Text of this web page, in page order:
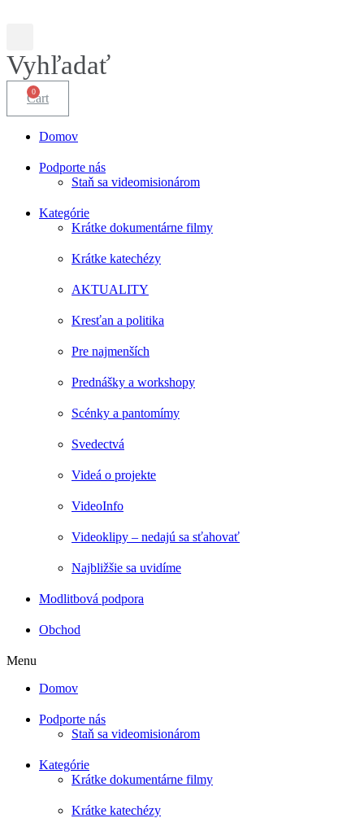
Vyhľadať
Cart
Domov
Podporte nás
Staň sa videomisionárom
Kategórie
Krátke dokumentárne filmy
Krátke katechézy
AKTUALITY
Kresťan a politika
Pre najmenších
Prednášky a workshopy
Scénky a pantomímy
Svedectvá
Videá o projekte
VideoInfo
Videoklipy – nedajú sa sťahovať
Najbližšie sa uvidíme
Modlitbová podpora
Obchod
Menu
Domov
Podporte nás
Staň sa videomisionárom
Kategórie
Krátke dokumentárne filmy
Krátke katechézy